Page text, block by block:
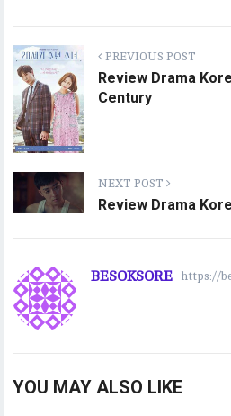
PREVIOUS POST
Review Drama
Century
NEXT POST
Review Drama
BESOKSORE https://
YOU MAY ALSO LIKE